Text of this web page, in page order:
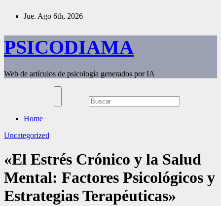
Jue. Ago 6th, 2026
PSICODIAMA
Web de artículos de psicología generados por IA
Home
Uncategorized
«El Estrés Crónico y la Salud
Mental: Factores Psicológicos y
Estrategias Terapéuticas»